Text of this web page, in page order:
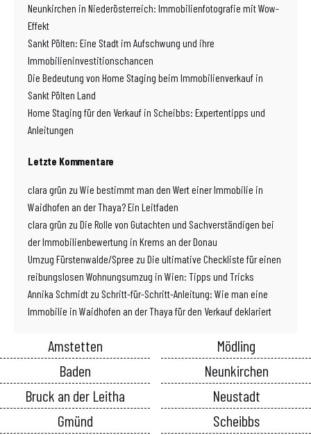
Neunkirchen in Niederösterreich: Immobilienfotografie mit Wow-
Effekt
Sankt Pölten: Eine Stadt im Aufschwung und ihre
Immobilieninvestitionschancen
Die Bedeutung von Home Staging beim Immobilienverkauf in
Sankt Pölten Land
Home Staging für den Verkauf in Scheibbs: Expertentipps und
Anleitungen
Letzte Kommentare
clara grün zu Wie bestimmt man den Wert einer Immobilie in
Waidhofen an der Thaya? Ein Leitfaden
clara grün zu Die Rolle von Gutachten und Sachverständigen bei
der Immobilienbewertung in Krems an der Donau
Umzug Fürstenwalde/Spree zu Die ultimative Checkliste für einen
reibungslosen Wohnungsumzug in Wien: Tipps und Tricks
Annika Schmidt zu Schritt-für-Schritt-Anleitung: Wie man eine
Immobilie in Waidhofen an der Thaya für den Verkauf deklariert
Amstetten
Baden
Bruck an der Leitha
Gmünd
Mödling
Neunkirchen
Neustadt
Scheibbs